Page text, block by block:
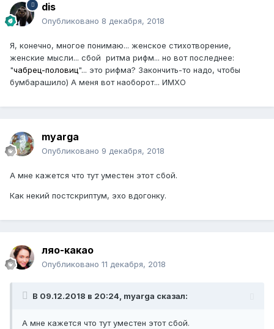
dis
Опубликовано 8 декабря, 2018
Я, конечно, многое понимаю... женское стихотворение,
женские мысли... сбой ритма рифм... но вот последнее:
"чабрец-половиц"... это рифма? Закончить-то надо, чтобы
бумбарашило) А меня вот наоборот... ИМХО
myarga
Опубликовано 9 декабря, 2018
А мне кажется что тут уместен этот сбой.
Как некий постскриптум, эхо вдогонку.
ляо-какао
Опубликовано 11 декабря, 2018
В 09.12.2018 в 20:24, myarga сказал:
А мне кажется что тут уместен этот сбой.